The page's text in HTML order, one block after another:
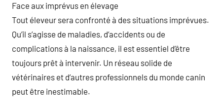
Face aux imprévus en élevage
Tout éleveur sera confronté à des situations imprévues.
Qu’il s’agisse de maladies, d’accidents ou de
complications à la naissance, il est essentiel d’être
toujours prêt à intervenir. Un réseau solide de
vétérinaires et d’autres professionnels du monde canin
peut être inestimable.